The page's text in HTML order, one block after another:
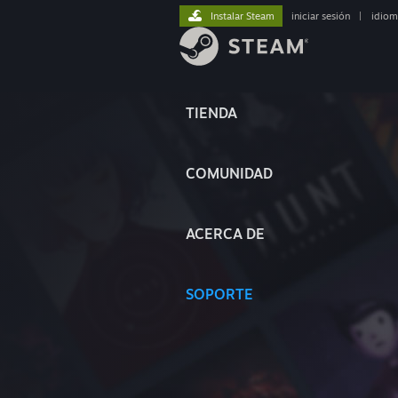
TIENDA
COMUNIDAD
ACERCA DE
SOPORTE
Instalar Steam iniciar sesión